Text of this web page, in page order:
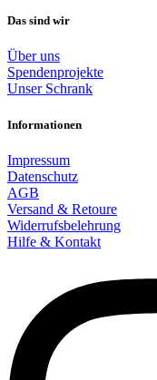
Das sind wir
Über uns
Spendenprojekte
Unser Schrank
Informationen
Impressum
Datenschutz
AGB
Versand & Retoure
Widerrufsbelehrung
Hilfe & Kontakt